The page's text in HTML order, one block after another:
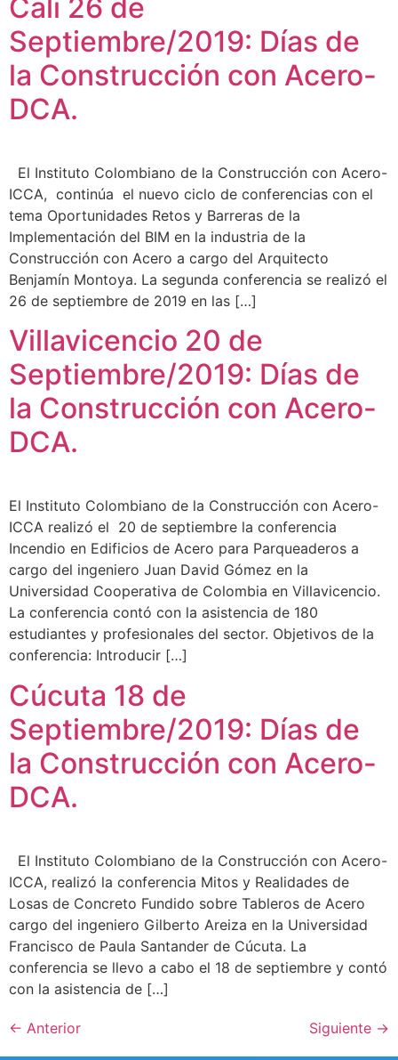
Cali 26 de
Septiembre/2019: Días de
la Construcción con Acero-
DCA.
El Instituto Colombiano de la Construcción con Acero-
ICCA, continúa el nuevo ciclo de conferencias con el
tema Oportunidades Retos y Barreras de la
Implementación del BIM en la industria de la
Construcción con Acero a cargo del Arquitecto
Benjamín Montoya. La segunda conferencia se realizó el
26 de septiembre de 2019 en las […]
Villavicencio 20 de
Septiembre/2019: Días de
la Construcción con Acero-
DCA.
El Instituto Colombiano de la Construcción con Acero-
ICCA realizó el 20 de septiembre la conferencia
Incendio en Edificios de Acero para Parqueaderos a
cargo del ingeniero Juan David Gómez en la
Universidad Cooperativa de Colombia en Villavicencio.
La conferencia contó con la asistencia de 180
estudiantes y profesionales del sector. Objetivos de la
conferencia: Introducir […]
Cúcuta 18 de
Septiembre/2019: Días de
la Construcción con Acero-
DCA.
El Instituto Colombiano de la Construcción con Acero-
ICCA, realizó la conferencia Mitos y Realidades de
Losas de Concreto Fundido sobre Tableros de Acero
cargo del ingeniero Gilberto Areiza en la Universidad
Francisco de Paula Santander de Cúcuta. La
conferencia se llevo a cabo el 18 de septiembre y contó
con la asistencia de […]
← Anterior Siguiente →